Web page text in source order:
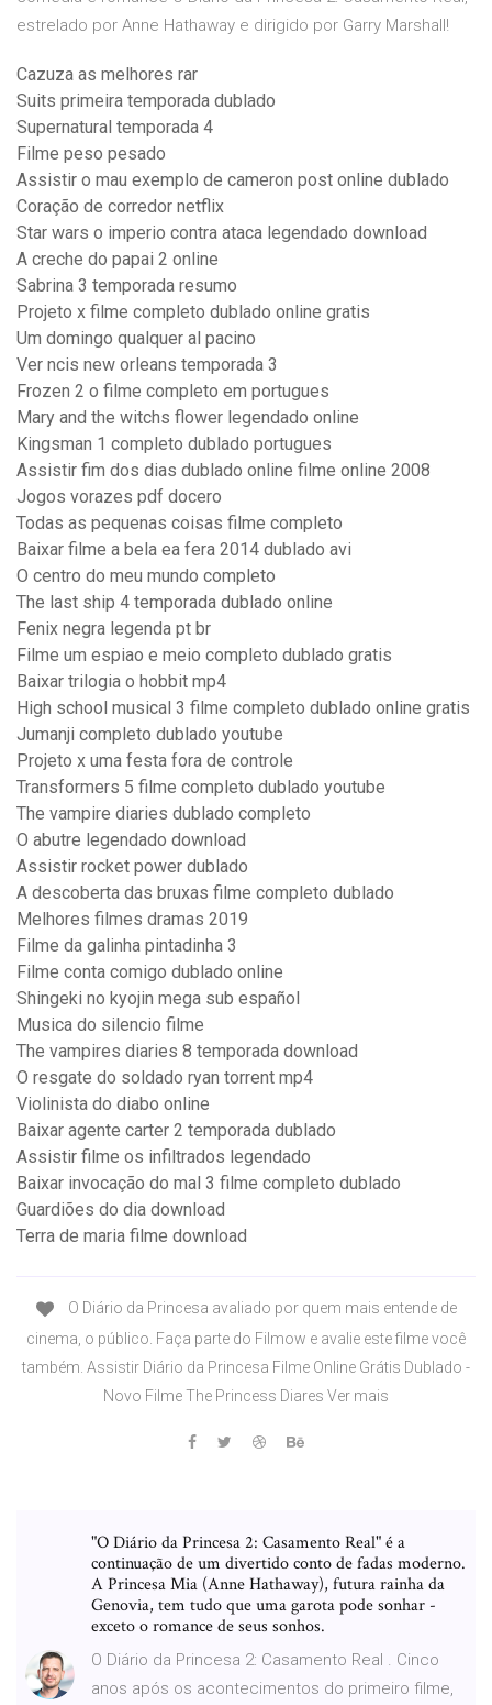
estrelado por Anne Hathaway e dirigido por Garry Marshall!
Cazuza as melhores rar
Suits primeira temporada dublado
Supernatural temporada 4
Filme peso pesado
Assistir o mau exemplo de cameron post online dublado
Coração de corredor netflix
Star wars o imperio contra ataca legendado download
A creche do papai 2 online
Sabrina 3 temporada resumo
Projeto x filme completo dublado online gratis
Um domingo qualquer al pacino
Ver ncis new orleans temporada 3
Frozen 2 o filme completo em portugues
Mary and the witchs flower legendado online
Kingsman 1 completo dublado portugues
Assistir fim dos dias dublado online filme online 2008
Jogos vorazes pdf docero
Todas as pequenas coisas filme completo
Baixar filme a bela ea fera 2014 dublado avi
O centro do meu mundo completo
The last ship 4 temporada dublado online
Fenix negra legenda pt br
Filme um espiao e meio completo dublado gratis
Baixar trilogia o hobbit mp4
High school musical 3 filme completo dublado online gratis
Jumanji completo dublado youtube
Projeto x uma festa fora de controle
Transformers 5 filme completo dublado youtube
The vampire diaries dublado completo
O abutre legendado download
Assistir rocket power dublado
A descoberta das bruxas filme completo dublado
Melhores filmes dramas 2019
Filme da galinha pintadinha 3
Filme conta comigo dublado online
Shingeki no kyojin mega sub español
Musica do silencio filme
The vampires diaries 8 temporada download
O resgate do soldado ryan torrent mp4
Violinista do diabo online
Baixar agente carter 2 temporada dublado
Assistir filme os infiltrados legendado
Baixar invocação do mal 3 filme completo dublado
Guardiões do dia download
Terra de maria filme download
O Diário da Princesa avaliado por quem mais entende de
cinema, o público. Faça parte do Filmow e avalie este filme você
também. Assistir Diário da Princesa Filme Online Grátis Dublado -
Novo Filme The Princess Diares Ver mais
"O Diário da Princesa 2: Casamento Real" é a
continuação de um divertido conto de fadas moderno.
A Princesa Mia (Anne Hathaway), futura rainha da
Genovia, tem tudo que uma garota pode sonhar -
exceto o romance de seus sonhos.
O Diário da Princesa 2: Casamento Real . Cinco
anos após os acontecimentos do primeiro filme,